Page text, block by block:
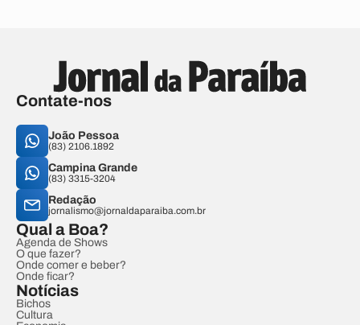
Contate-nos
João Pessoa
(83) 2106.1892
Campina Grande
(83) 3315-3204
Redação
jornalismo@jornaldaparaiba.com.br
Qual a Boa?
Agenda de Shows
O que fazer?
Onde comer e beber?
Onde ficar?
Notícias
Bichos
Cultura